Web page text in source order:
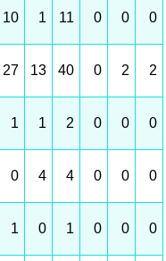
關係公開專區